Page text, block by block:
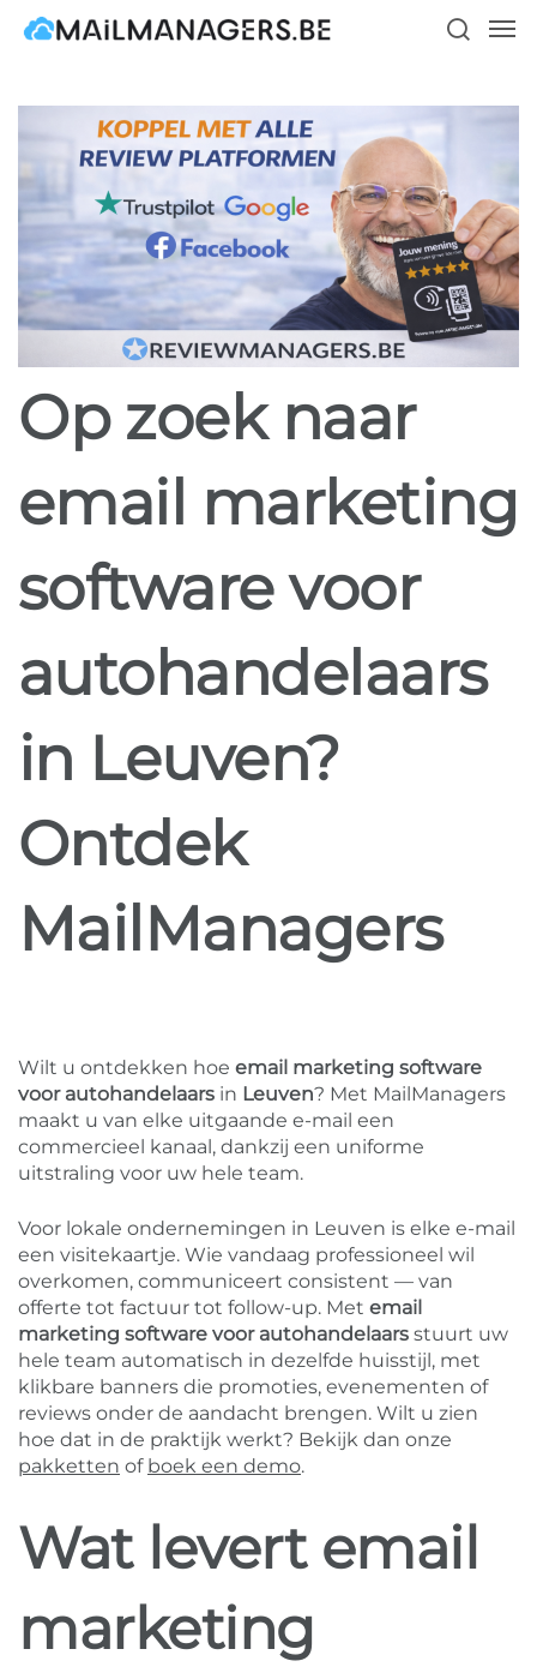
Skip
Op zoek naar
email marketing
software voor
autohandelaars
in Leuven?
Ontdek
MailManagers
Wilt u ontdekken hoe email marketing software
voor autohandelaars in Leuven? Met MailManagers
maakt u van elke uitgaande e-mail een
commercieel kanaal, dankzij een uniforme
uitstraling voor uw hele team.
Voor lokale ondernemingen in Leuven is elke e-mail
een visitekaartje. Wie vandaag professioneel wil
overkomen, communiceert consistent — van
offerte tot factuur tot follow-up. Met email
marketing software voor autohandelaars stuurt uw
hele team automatisch in dezelfde huisstijl, met
klikbare banners die promoties, evenementen of
reviews onder de aandacht brengen. Wilt u zien
hoe dat in de praktijk werkt? Bekijk dan onze
pakketten of boek een demo.
Wat levert email
marketing